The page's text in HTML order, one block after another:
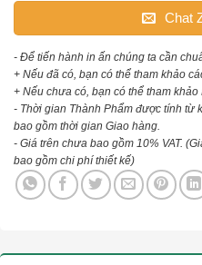
Chat
- Để tiến hành in ấn chúng ta cần
+ Nếu đã có, bạn có thể tham khảo
+ Nếu chưa có, bạn có thể tham
- Thời gian Thành Phẩm được tính từ
bao gồm thời gian Giao hàng.
- Giá trên chưa bao gồm 10% VAT.
bao gồm chi phí thiết kế)